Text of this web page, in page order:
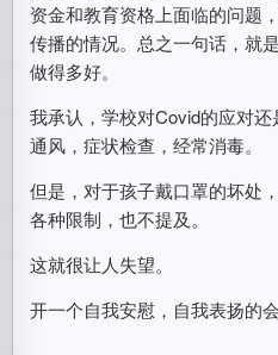
资金和教育资格上面临的问题
传播的情况。总之一句话，就
做得多好。
我承认，学校对Covid的应对
通风，症状检查，经常消毒。
但是，对于孩子戴口罩的坏处
各种限制，也不提及。
这就很让人失望。
开一个自我安慰，自我表扬的